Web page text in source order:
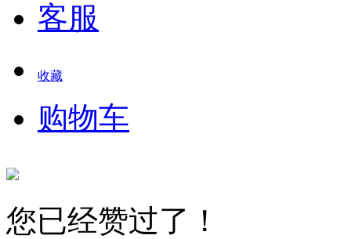
客服
收藏
购物车
您已经赞过了！